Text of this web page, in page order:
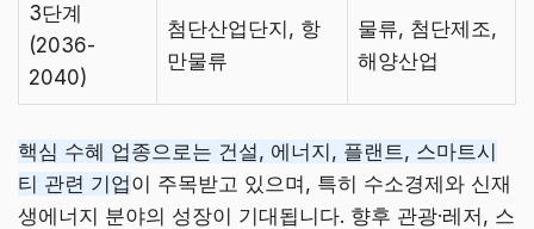
3단계
(2036-
2040)
첨단산업단지, 항
만물류
물류, 첨단제조,
해양산업
핵심 수혜 업종으로는 건설, 에너지, 플랜트, 스마트시
티 관련 기업이 주목받고 있으며, 특히 수소경제와 신재
생에너지 분야의 성장이 기대됩니다. 향후 관광·레저, 스